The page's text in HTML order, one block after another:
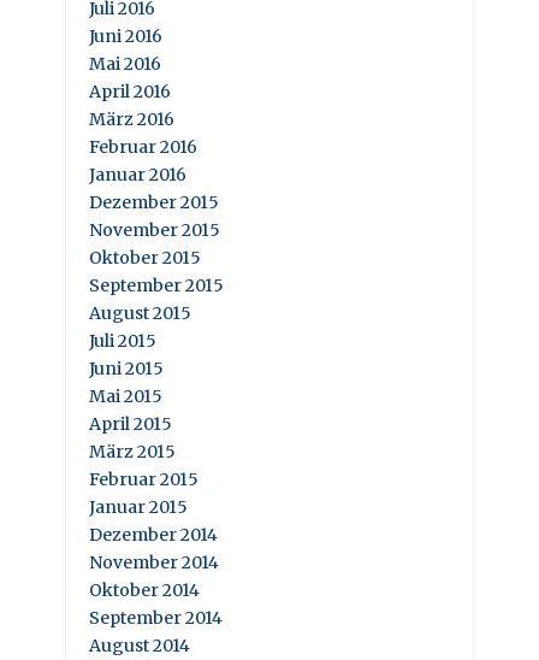
Juli 2016
Juni 2016
Mai 2016
April 2016
März 2016
Februar 2016
Januar 2016
Dezember 2015
November 2015
Oktober 2015
September 2015
August 2015
Juli 2015
Juni 2015
Mai 2015
April 2015
März 2015
Februar 2015
Januar 2015
Dezember 2014
November 2014
Oktober 2014
September 2014
August 2014